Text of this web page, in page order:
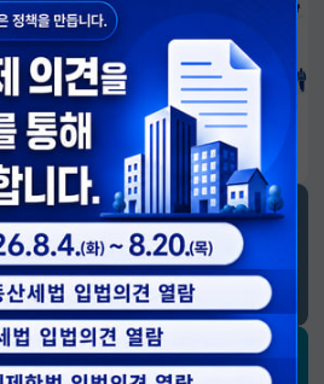
복과 도약, 모두의 1년
정경제부 SNS 소식
페이스북트위터(X)유튜브인스타그램
경제 리더 구윤철 장관의